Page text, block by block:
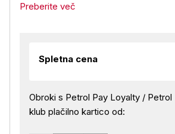
Preberite več
Spletna cena
Obroki s Petrol Pay Loyalty / Petrol
klub plačilno kartico od: